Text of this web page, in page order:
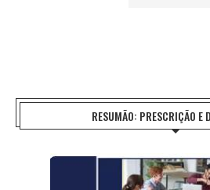
RESUMÃO: PRESCRIÇÃO E